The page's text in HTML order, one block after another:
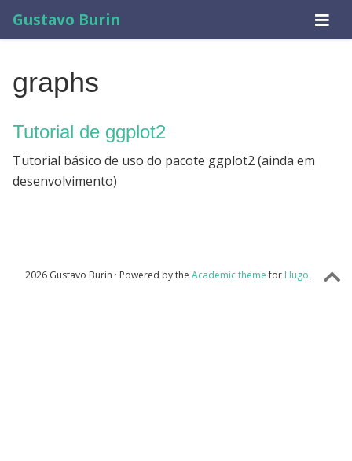
Gustavo Burin
graphs
Tutorial de ggplot2
Tutorial básico de uso do pacote ggplot2 (ainda em
desenvolvimento)
2026 Gustavo Burin · Powered by the Academic themefor Hugo.